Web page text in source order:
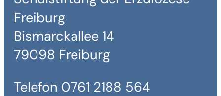
Freiburg
Bismarckallee 14
79098 Freiburg
Telefon 0761 2188 564